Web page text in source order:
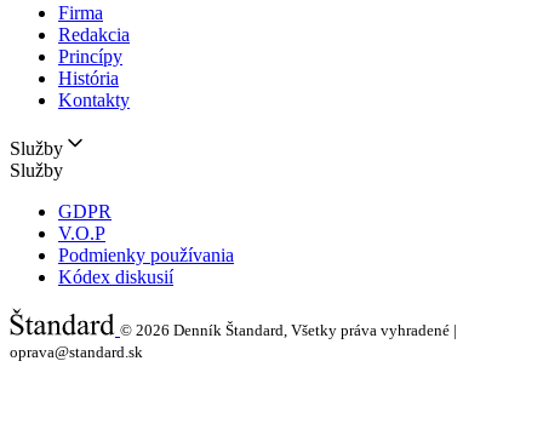
Firma
Redakcia
Princípy
História
Kontakty
Služby
Služby
GDPR
V.O.P
Podmienky používania
Kódex diskusií
© 2026 Denník Štandard, Všetky práva vyhradené |
oprava@standard.sk